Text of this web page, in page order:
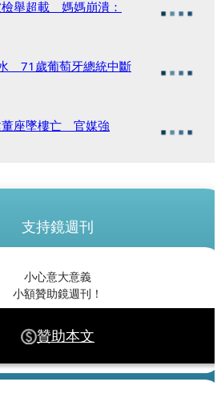
舉超載 媽媽崩潰：
71歲葡萄牙總統中斷
董座墜樓亡 官媒強
支持鏡週刊
小心意大意義
小額贊助鏡週刊！
贊助本文